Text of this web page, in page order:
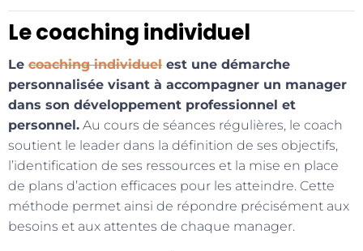
Le coaching individuel
Le coaching individuel est une démarche
personnalisée visant à accompagner un manager
dans son développement professionnel et
personnel. Au cours de séances régulières, le coach
soutient le leader dans la définition de ses objectifs,
l’identification de ses ressources et la mise en place
de plans d’action efficaces pour les atteindre. Cette
méthode permet ainsi de répondre précisément aux
besoins et aux attentes de chaque manager.